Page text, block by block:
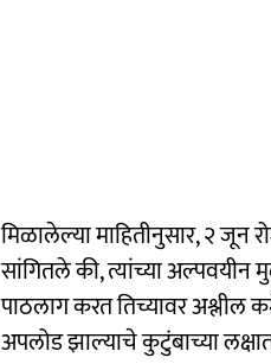
मिळालेल्या माहितीनुसार, २ जून
सांगितले की, त्यांच्या अल्पवयीन
पाठलाग करत तिच्यावर
अपलोड झाल्याचे कुटुंबाच्या